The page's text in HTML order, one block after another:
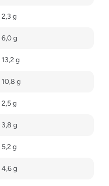
2,3 g
6,0 g
13,2 g
10,8 g
2,5 g
3,8 g
5,2 g
4,6 g